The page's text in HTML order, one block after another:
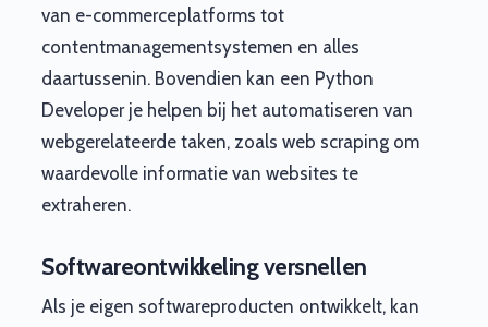
van e-commerceplatforms tot
contentmanagementsystemen en alles
daartussenin. Bovendien kan een Python
Developer je helpen bij het automatiseren van
webgerelateerde taken, zoals web scraping om
waardevolle informatie van websites te
extraheren.
Softwareontwikkeling versnellen
Als je eigen softwareproducten ontwikkelt, kan